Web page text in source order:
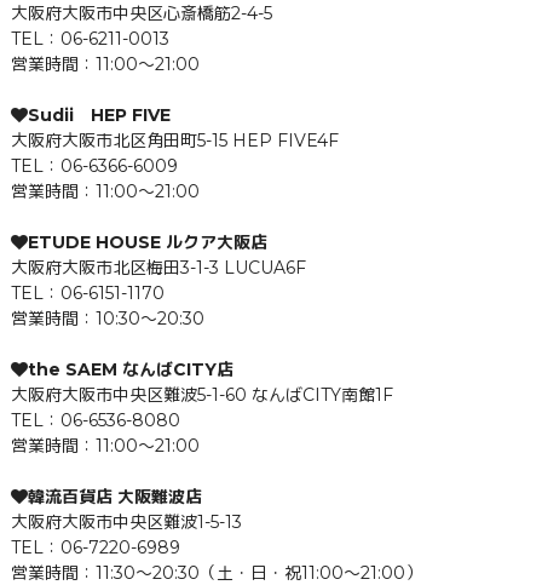
大阪府大阪市中央区心斎橋筋2-4-5
TEL：06-6211-0013
営業時間：11:00～21:00
Sudii HEP FIVE
大阪府大阪市北区角田町5-15 HEP FIVE4F
TEL：06-6366-6009
営業時間：11:00～21:00
ETUDE HOUSE ルクア大阪店
大阪府大阪市北区梅田3-1-3 LUCUA6F
TEL：06-6151-1170
営業時間：10:30～20:30
the SAEM なんばCITY店
大阪府大阪市中央区難波5-1-60 なんばCITY南館1F
TEL：06-6536-8080
営業時間：11:00～21:00
韓流百貨店 大阪難波店
大阪府大阪市中央区難波1-5-13
TEL：06-7220-6989
営業時間：11:30～20:30（土・日・祝11:00～21:00）